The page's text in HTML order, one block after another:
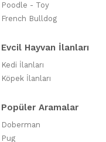
Poodle - Toy
French Bulldog
Evcil Hayvan İlanları
Kedi İlanları
Köpek İlanları
Popüler Aramalar
Doberman
Pug